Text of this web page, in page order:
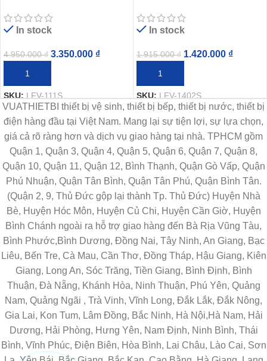
In stock
4.950.000₫ 3.350.000 ₫
THÊM VÀO GIỎ HÀNG
SKU:LFV-111S
Lạnh Trụ Xả Ty
In stock
1.915.000₫ 1.420.000 ₫
THÊM VÀO GIỎ HÀNG
SKU:LFV-1402S
VUATHIETBI thiết bị vệ sinh, thiết bị bếp, thiết bị nước, thiết bị
điện hàng đầu tại Việt Nam. Mang lại sự tiện lợi, sự lựa chọn,
giá cả rõ ràng hơn và dịch vụ giao hàng tại nhà. TPHCM gồm
Quận 1, Quận 3, Quận 4, Quận 5, Quận 6, Quận 7, Quận 8,
Quận 10, Quận 11, Quận 12, Bình Thạnh, Quận Gò Vấp, Quận
Phú Nhuận, Quận Tân Bình, Quận Tân Phú, Quận Bình Tân.
(Quận 2, 9, Thủ Đức gộp lại thành Tp. Thủ Đức) Huyện Nhà
Bè, Huyện Hóc Môn, Huyện Củ Chi, Huyện Cần Giờ, Huyện
Bình Chánh ngoài ra hỗ trợ giao hàng đến Bà Rịa Vũng Tàu,
Bình Phước,Bình Dương, Đồng Nai, Tây Ninh, An Giang, Bạc
Liêu, Bến Tre, Cà Mau, Cần Thơ, Đồng Tháp, Hậu Giang, Kiên
Giang, Long An, Sóc Trăng, Tiền Giang, Bình Định, Bình
Thuận, Đà Nẵng, Khánh Hòa, Ninh Thuận, Phú Yên, Quảng
Nam, Quảng Ngãi , Trà Vinh, Vĩnh Long, Đắk Lắk, Đắk Nông,
Gia Lai, Kon Tum, Lâm Đồng, Bắc Ninh, Hà Nội,Hà Nam, Hải
Dương, Hải Phòng, Hưng Yên, Nam Định, Ninh Bình, Thái
Bình, Vĩnh Phúc, Điện Biên, Hòa Bình, Lai Châu, Lào Cai, Sơn